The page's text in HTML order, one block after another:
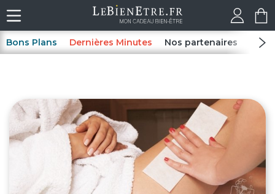
Bons Plans Dernières Minutes Nos partenaires Spas